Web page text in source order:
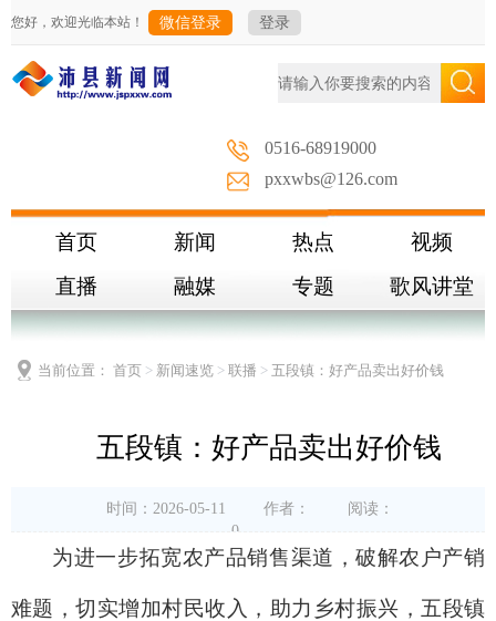
您好，欢迎光临本站！ 微信登录 登录
0516-68919000
pxxwbs@126.com
首页 新闻 热点
视频
直播
融媒 专题 歌风讲堂
当前位置： 首页 > 新闻速览 > 联播 > 五段镇：好产品卖出好价钱
五段镇：好产品卖出好价钱
时间：2026-05-11 作者：
阅读：
0
为进一步拓宽农产品销售渠道，破解农户产销
难题，切实增加村民收入，助力乡村振兴，五段镇